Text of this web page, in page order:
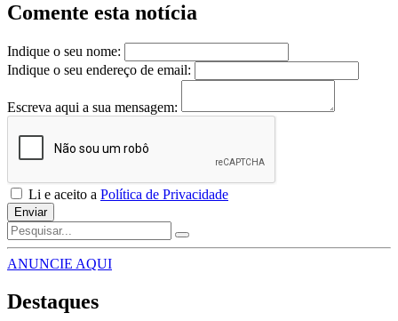
Comente esta notícia
Indique o seu nome:
Indique o seu endereço de email:
Escreva aqui a sua mensagem:
Li e aceito a Política de Privacidade
Enviar
ANUNCIE AQUI
Destaques